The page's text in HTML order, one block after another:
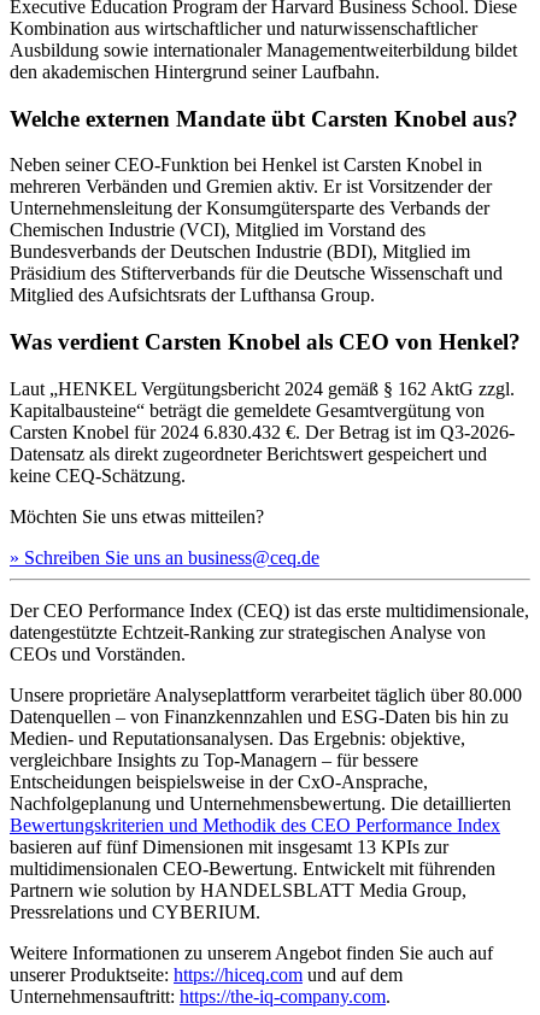
Executive Education Program der Harvard Business School. Diese
Kombination aus wirtschaftlicher und naturwissenschaftlicher
Ausbildung sowie internationaler Managementweiterbildung bildet
den akademischen Hintergrund seiner Laufbahn.
Welche externen Mandate übt Carsten Knobel aus?
Neben seiner CEO-Funktion bei Henkel ist Carsten Knobel in
mehreren Verbänden und Gremien aktiv. Er ist Vorsitzender der
Unternehmensleitung der Konsumgütersparte des Verbands der
Chemischen Industrie (VCI), Mitglied im Vorstand des
Bundesverbands der Deutschen Industrie (BDI), Mitglied im
Präsidium des Stifterverbands für die Deutsche Wissenschaft und
Mitglied des Aufsichtsrats der Lufthansa Group.
Was verdient Carsten Knobel als CEO von Henkel?
Laut „HENKEL Vergütungsbericht 2024 gemäß § 162 AktG zzgl.
Kapitalbausteine“ beträgt die gemeldete Gesamtvergütung von
Carsten Knobel für 2024 6.830.432 €. Der Betrag ist im Q3-2026-
Datensatz als direkt zugeordneter Berichtswert gespeichert und
keine CEQ-Schätzung.
Möchten Sie uns etwas mitteilen?
» Schreiben Sie uns an business@ceq.de
Der CEO Performance Index (CEQ) ist das erste multidimensionale,
datengestützte Echtzeit-Ranking zur strategischen Analyse von
CEOs und Vorständen.
Unsere proprietäre Analyseplattform verarbeitet täglich über 80.000
Datenquellen – von Finanzkennzahlen und ESG-Daten bis hin zu
Medien- und Reputationsanalysen. Das Ergebnis: objektive,
vergleichbare Insights zu Top-Managern – für bessere
Entscheidungen beispielsweise in der CxO-Ansprache,
Nachfolgeplanung und Unternehmensbewertung. Die detaillierten
Bewertungskriterien und Methodik des CEO Performance Index
basieren auf fünf Dimensionen mit insgesamt 13 KPIs zur
multidimensionalen CEO-Bewertung. Entwickelt mit führenden
Partnern wie solution by HANDELSBLATT Media Group,
Pressrelations und CYBERIUM.
Weitere Informationen zu unserem Angebot finden Sie auch auf
unserer Produktseite: https://hiceq.com und auf dem
Unternehmensauftritt: https://the-iq-company.com.